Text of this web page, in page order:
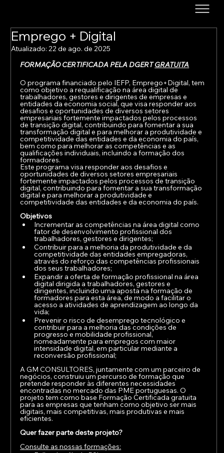
Emprego + Digital
Atualizado:22 de ago. de 2025
FORMAÇÃO CERTIFICADA PELA DGERT GRATUITA
O programa financiado pelo IEFP, Emprego+Digital, tem
como objetivo a requalificação na área digital de
trabalhadores, gestores e dirigentes de empresas e
entidades da economia social, que visa responder aos
desafios e oportunidades de diversos setores
empresariais fortemente impactados pelos processos
de transição digital, contribuindo para fomentar a sua
transformação digital e para melhorar a produtividade e
competitividade das entidades e da economia do país,
bem como para melhorar as competências e as
qualificações individuais, incluindo a formação dos
formadores.
Este programa visa responder aos desafios e
oportunidades de diversos setores empresariais
fortemente impactados pelos processos de transição
digital, contribuindo para fomentar a sua transformação
digital e para melhorar a produtividade e
competitividade das entidades e da economia do país.
Objetivos
Incrementar as competências na área digital como
fator de desenvolvimento profissional dos
trabalhadores, gestores e dirigentes;
Contribuir para a melhoria da produtividade e da
competitividade das entidades empregadoras,
através do reforço das competências profissionais
dos seus trabalhadores;
Expandir a oferta de formação profissional na área
digital dirigida a trabalhadores, gestores e
dirigentes, incluindo uma aposta na formação de
formadores para esta área, de modo a facilitar o
acesso a atividades de aprendizagem ao longo da
vida;
Prevenir o risco de desemprego tecnológico e
contribuir para a melhoria das condições de
progresso e mobilidade profissional,
nomeadamente para empregos com maior
intensidade digital, em particular mediante a
reconversão profissional;
A GM CONSULTORES, juntamente com um parceiro de
negócios, construiu um percurso de formação que
pretende responder às diferentes necessidades
encontradas no mercado das PME portuguesas. O
projeto tem como base Formação Certificada gratuita
para as empresas que tenham como objetivo ser mais
digitais, mais competitivas, mais produtivas e mais
eficientes.
Quer fazer parte deste projeto?
Consulte as nossas formações: